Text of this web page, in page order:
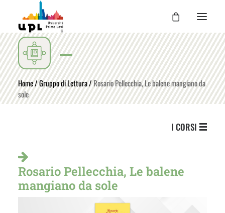
UPL
I CORSI
LE ATTIVITÀ
Home/Gruppo di Lettura/Rosario Pellecchia, Le balene mangiano da
sole
I CORSI
Rosario Pellecchia, Le balene
mangiano da sole